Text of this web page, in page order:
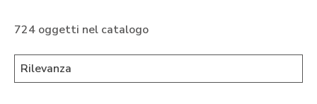
724 oggetti nel catalogo